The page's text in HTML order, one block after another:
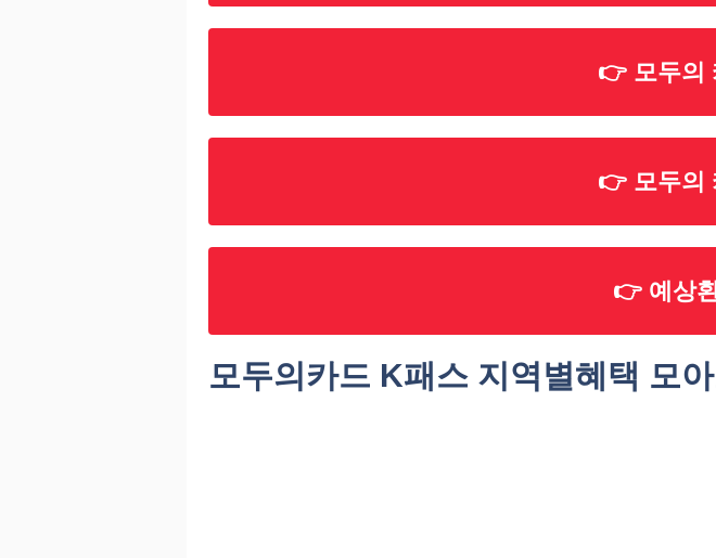
👉 모두의
👉 모두의
👉 예상
모두의카드 K패스 지역별혜택 모아